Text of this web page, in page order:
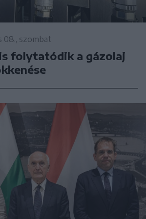
08., szombat
folytatódik a gázolaj